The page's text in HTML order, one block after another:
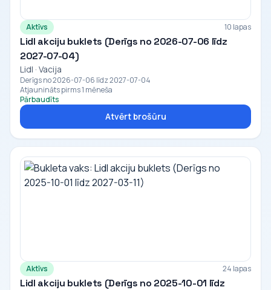
Aktīvs 10 lapas
Lidl akciju buklets (Derīgs no 2026-07-06 līdz
2027-07-04)
Lidl · Vacija
Derīgs no 2026-07-06 līdz 2027-07-04
Atjaunināts pirms 1 mēneša
Pārbaudīts
Atvērt brošūru
Aktīvs 24 lapas
Lidl akciju buklets (Derīgs no 2025-10-01 līdz